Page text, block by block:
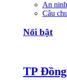
An
Câu
Nổi bật
TP